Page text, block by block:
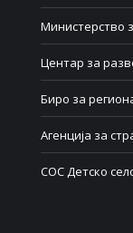
Министерство
Центар за
Биро за
Агенција за
СОС Детско